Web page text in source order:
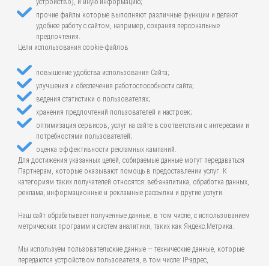
устройство), и иную информацию;
прочие файлы которые выполняют различные функции и делают
удобнее работу с сайтом, например, сохраняя персональные
предпочтения.
Цели использования cookie-файлов
повышение удобства использования Сайта;
улучшения и обеспечения работоспособности сайта;
ведения статистики о пользователях;
хранения предпочтений пользователей и настроек;
оптимизация сервисов, услуг на сайте в соответствии с интересами и
потребностями пользователей;
оценка эффективности рекламных кампаний.
Для достижения указанных целей, собираемые данные могут передаваться
Партнерам, которые оказывают помощь в предоставлении услуг. К
категориям таких получателей относятся: веб-аналитика, обработка данных,
реклама, информационные и рекламные рассылки и другие услуги.
Наш сайт обрабатывает полученные данные, в том числе, с использованием
метрических программ и систем аналитики, таких как Яндекс.Метрика.
Мы используем пользовательские данные — технические данные, которые
передаются устройством пользователя, в том числе: IP-адрес,